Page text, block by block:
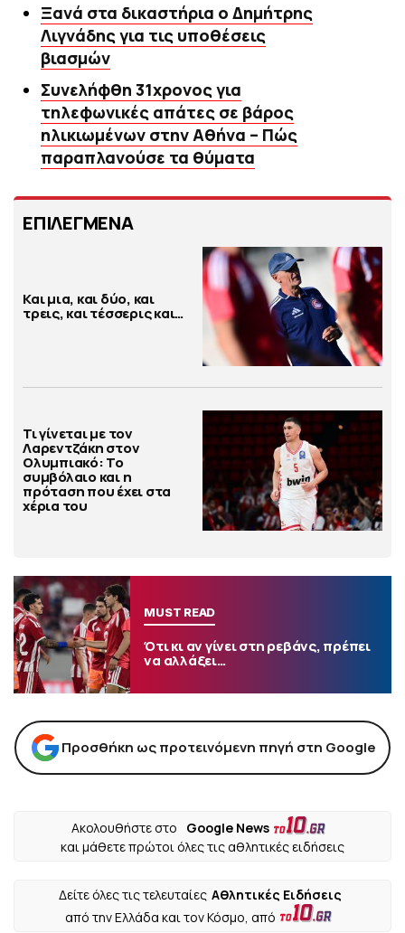
Ξανά στα δικαστήρια ο Δημήτρης
Λιγνάδης για τις υποθέσεις
βιασμών
Συνελήφθη 31χρονος για
τηλεφωνικές απάτες σε βάρος
ηλικιωμένων στην Αθήνα – Πώς
παραπλανούσε τα θύματα
ΕΠΙΛΕΓΜΕΝΑ
Και μια, και δύο, και
τρεις, και τέσσερις και…
Τι γίνεται με τον
Λαρεντζάκη στον
Ολυμπιακό: Το
συμβόλαιο και η
πρόταση που έχει στα
χέρια του
MUST READ
Ότι κι αν γίνει στη ρεβάνς, πρέπει
να αλλάξει…
Προσθήκη ως προτεινόμενη πηγή στη Google
Ακολουθήστε στο
Google News
και μάθετε πρώτοι όλες τις αθλητικές ειδήσεις
Δείτε όλες τις τελευταίες Αθλητικές Ειδήσεις
από την Ελλάδα και τον Κόσμο, από